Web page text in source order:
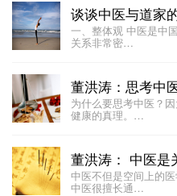
谈谈中医与道家
一、整体观 中医是中
关系非常密…
董洪涛：思考中
为什么要思考中医？
健康的真理。…
董洪涛： 中医是
中医不但是空间上的
中医很擅长通…